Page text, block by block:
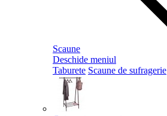
Scaune
Deschide meniul
Taburete Scaune de sufragerie